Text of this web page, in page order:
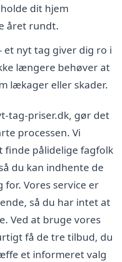
dit hjem
året rundt.
nyt tag giver dig ro i
længere behøver at
lækager eller skader.
tag-priser.dk, gør det
processen. Vi
finde pålidelige fagfolk
du kan indhente de
Vores service er
så du har intet at
Ved at bruge vores
få de tre tilbud, du
et informeret valg